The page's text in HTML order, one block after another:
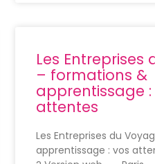
Les Entreprises
– formations &
apprentissage :
attentes
Les Entreprises du
apprentissage : vos